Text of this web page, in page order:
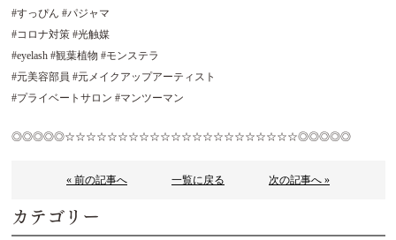
#すっぴん #パジャマ
#コロナ対策 #光触媒
#eyelash #観葉植物 #モンステラ
#元美容部員 #元メイクアップアーティスト
#プライベートサロン #マンツーマン
◎◎◎◎◎☆☆☆☆☆☆☆☆☆☆☆☆☆☆☆☆☆☆☆☆☆☆◎◎◎◎◎
« 前の記事へ 一覧に戻る 次の記事へ »
カテゴリー